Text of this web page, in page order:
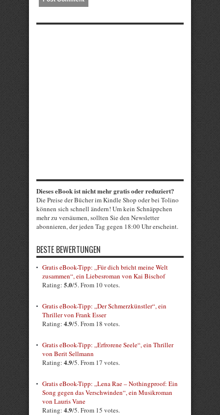
Dieses eBook ist nicht mehr gratis oder reduziert?
Die Preise der Bücher im Kindle Shop oder bei Tolino
können sich schnell ändern! Um kein Schnäppchen
mehr zu versäumen, sollten Sie den Newsletter
abonnieren, der jeden Tag gegen 18:00 Uhr erscheint.
BESTE BEWERTUNGEN
Gratis eBook-Tipp: „Für dich bricht meine Welt
zusammen“, ein Liebesroman von Kai Bischof
Rating: 5.0/5. From 10 votes.
Gratis eBook-Tipp: „Der Schmerzkünstler“, ein
Thriller von Frank Esser
Rating: 4.9/5. From 18 votes.
Gratis eBook-Tipp: „Erfrorene Seele“, ein Thriller
von Berit Sellmann
Rating: 4.9/5. From 17 votes.
Gratis eBook-Tipp: „Lena Rae – Nothingproof: Ein
Song gegen das Verschwinden“, ein Musikroman
von Lauris Vane
Rating: 4.9/5. From 15 votes.